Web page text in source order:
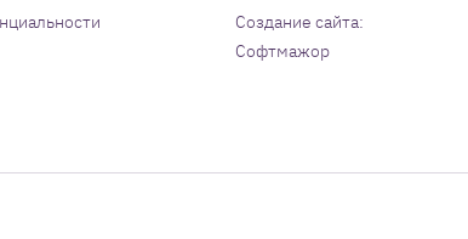
Создание сайта:
Софтмажор